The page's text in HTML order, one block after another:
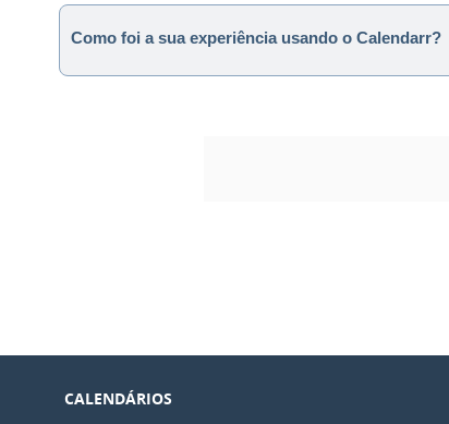
Como foi a sua experiência usando o Calendarr?
CALENDÁRIOS